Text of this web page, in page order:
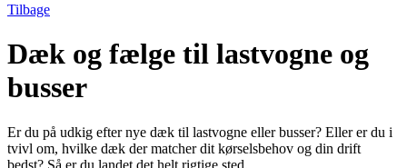
Tilbage
Dæk og fælge til lastvogne og
busser
Er du på udkig efter nye dæk til lastvogne eller busser? Eller er du i
tvivl om, hvilke dæk der matcher dit kørselsbehov og din drift
bedst? Så er du landet det helt rigtige sted.